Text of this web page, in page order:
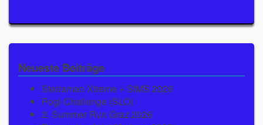
Neueste Beiträge
Steiraman Xtreme + StMS 2026
Pogi Challenge (SLO)
2. Summer Run Graz 2026